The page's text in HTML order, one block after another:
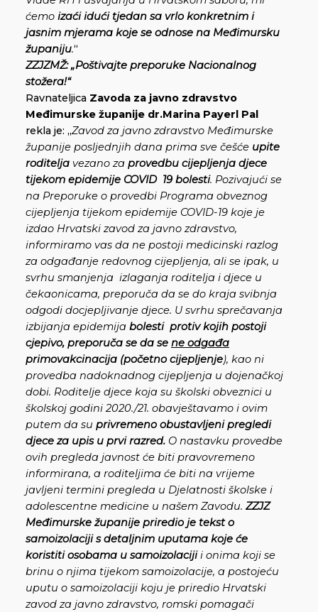
ćemo izaći idući tjedan sa vrlo konkretnim i
jasnim mjerama koje se odnose na Međimursku
županiju.“
ZZJZMŽ: „Poštivajte preporuke Nacionalnog
stožera!“
Ravnateljica Zavoda za javno zdravstvo
Međimurske županije dr.Marina Payerl Pal
rekla je: „Zavod za javno zdravstvo Međimurske
županije posljednjih dana prima sve češće upite
roditelja vezano za provedbu cijepljenja djece
tijekom epidemije COVID 19 bolesti. Pozivajući se
na Preporuke o provedbi Programa obveznog
cijepljenja tijekom epidemije COVID-19 koje je
izdao Hrvatski zavod za javno zdravstvo,
informiramo vas da ne postoji medicinski razlog
za odgađanje redovnog cijepljenja, ali se ipak, u
svrhu smanjenja izlaganja roditelja i djece u
čekaonicama, preporuča da se do kraja svibnja
odgodi docjepljivanje djece. U svrhu sprečavanja
izbijanja epidemija bolesti protiv kojih postoji
cjepivo, preporuča se da se ne odgađa
primovakcinacija (početno cijepljenje), kao ni
provedba nadoknadnog cijepljenja u dojenačkoj
dobi. Roditelje djece koja su školski obveznici u
školskoj godini 2020./21. obavještavamo i ovim
putem da su privremeno obustavljeni pregledi
djece za upis u prvi razred. O nastavku provedbe
ovih pregleda javnost će biti pravovremeno
informirana, a roditeljima će biti na vrijeme
javljeni termini pregleda u Djelatnosti školske i
adolescentne medicine u našem Zavodu. ZZJZ
Međimurske županije priredio je tekst o
samoizolaciji s detaljnim uputama koje će
koristiti osobama u samoizolacijii onima koji se
brinu o njima tijekom samoizolacije, a postojeću
uputu o samoizolaciji koju je priredio Hrvatski
zavod za javno zdravstvo, romski pomagači